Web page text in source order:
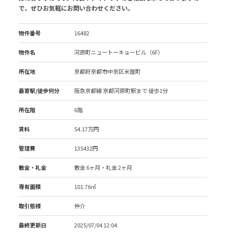
で、ぜひお気軽にお問い合わせください。
物件番号 16482
物件名 河原町ニュートーキョービル（6F）
所在地 京都府京都市中京区米屋町
最寄駅/徒歩何分 阪急京都線 京都河原町駅まで 徒歩1分
所在階 6階
賃料 54.17万円
管理費 135432円
敷金・礼金 敷金 6ヶ月・礼金 2ヶ月
専有面積 101.76㎡
取引態様 仲介
最終更新日 2025/07/04 12:04